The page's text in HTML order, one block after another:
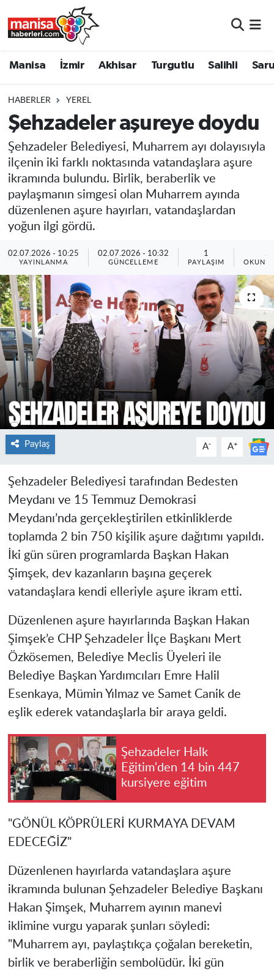
Manisa İzmir Akhisar Turgutlu Salihli
HABERLER YEREL
Şehzadeler aşureye doydu
Şehzadeler Belediyesi, Muharrem ayı dolayısıyla
ilçenin iki farklı noktasında vatandaşlara aşure
ikramında bulundu. Birlik, beraberlik ve
paylaşmanın simgesi olan Muharrem ayında
düzenlenen aşure hayırları, vatandaşlardan
yoğun ilgi gördü.
02.07.2026 - 10:25
YAYINLANMA
02.07.2026 - 10:32
GÜNCELLEME
1
PAYLAŞIM
Paylaş A- A+
Şehzadeler Belediyesi tarafından Bedesten
Meydanı ve 15 Temmuz Demokrasi
Meydanı’nda gerçekleştirilen etkinliklerde
toplamda 2 bin 750 kişilik aşure dağıtımı yapıldı.
İki gün süren programlarda Başkan Hakan
Şimşek, dev kazanların başına geçerek
vatandaşlara kendi elleriyle aşure ikram etti.
Düzenlenen aşure hayırlarında Başkan Hakan
Şimşek’e CHP Şehzadeler İlçe Başkanı Mert
Özkösemen, Belediye Meclis Üyeleri ile
Belediye Başkan Yardımcıları Emre Halil
Esenkaya, Mümin Yılmaz ve Samet Canik de
eşlik ederek vatandaşlarla bir araya geldi.
Şehzadeler Halk
Eğitim'den 14 bin 447
kursiyere eğitim
"GÖNÜL KÖPRÜLERİ KURMAYA DEVAM
EDECEĞİZ"
Düzenlenen hayırlarda vatandaşlara aşure
ikramında bulunan Şehzadeler Belediye Başkanı
Hakan Şimşek, Muharrem ayının manevi
iklimine vurgu yaparak şunları söyledi:
"Muharrem ayı, paylaştıkça çoğalan bereketin,
birlik ve beraberliğin sembolüdür. İki gün
Turgutlu
Saruhanlı
Soma
Resmi İlanlar
Manisa Nöbetçi Eczaneler
Manisa Trafik Yoğunluk Haritası
Süper Lig Puan Durumu ve Fikstür
Tüm Manşetler
Son Dakika Haberleri
Haber Arşivi